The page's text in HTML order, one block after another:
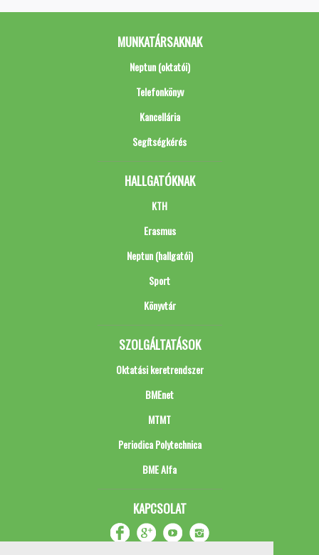
MUNKATÁRSAKNAK
Neptun (oktatói)
Telefonkönyv
Kancellária
Segítségkérés
HALLGATÓKNAK
KTH
Erasmus
Neptun (hallgatói)
Sport
Könyvtár
SZOLGÁLTATÁSOK
Oktatási keretrendszer
BMEnet
MTMT
Periodica Polytechnica
BME Alfa
KAPCSOLAT